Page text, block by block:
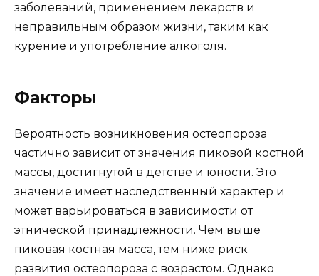
заболеваний, применением лекарств и
неправильным образом жизни, таким как
курение и употребление алкоголя.
Факторы
Вероятность возникновения остеопороза
частично зависит от значения пиковой костной
массы, достигнутой в детстве и юности. Это
значение имеет наследственный характер и
может варьироваться в зависимости от
этнической принадлежности. Чем выше
пиковая костная масса, тем ниже риск
развития остеопороза с возрастом. Однако